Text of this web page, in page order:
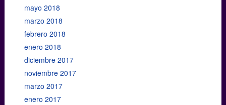
mayo 2018
marzo 2018
febrero 2018
enero 2018
diciembre 2017
noviembre 2017
marzo 2017
enero 2017